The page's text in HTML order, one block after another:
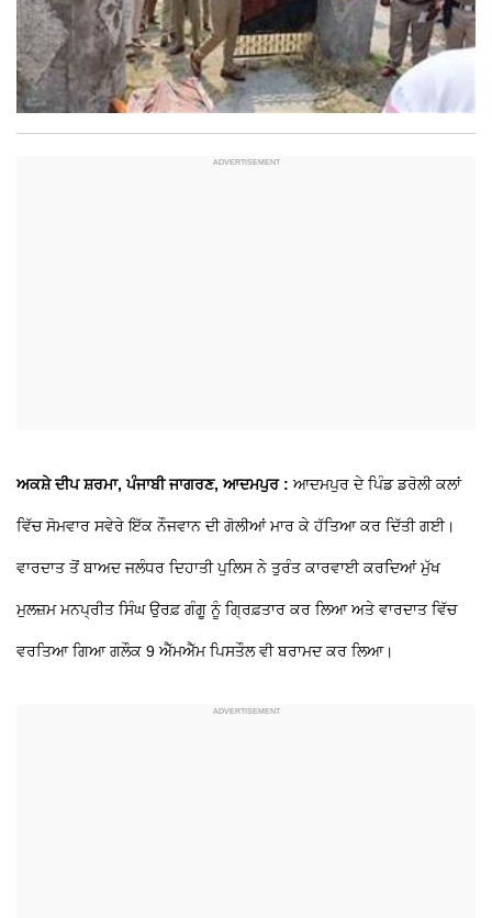
ਅਕਸ਼ੇ ਦੀਪ ਸ਼ਰਮਾ, ਪੰਜਾਬੀ ਜਾਗਰਣ, ਆਦਮਪੁਰ : ਆਦਮਪੁਰ ਦੇ ਪਿੰਡ ਡਰੋਲੀ ਕਲਾਂ
ਵਿੱਚ ਸੋਮਵਾਰ ਸਵੇਰੇ ਇੱਕ ਨੌਜਵਾਨ ਦੀ ਗੋਲੀਆਂ ਮਾਰ ਕੇ ਹੱਤਿਆ ਕਰ ਦਿੱਤੀ ਗਈ।
ਵਾਰਦਾਤ ਤੋਂ ਬਾਅਦ ਜਲੰਧਰ ਦਿਹਾਤੀ ਪੁਲਿਸ ਨੇ ਤੁਰੰਤ ਕਾਰਵਾਈ ਕਰਦਿਆਂ ਮੁੱਖ
ਮੁਲਜ਼ਮ ਮਨਪ੍ਰੀਤ ਸਿੰਘ ਉਰਫ਼ ਗੰਗੂ ਨੂੰ ਗ੍ਰਿਫ਼ਤਾਰ ਕਰ ਲਿਆ ਅਤੇ ਵਾਰਦਾਤ ਵਿੱਚ
ਵਰਤਿਆ ਗਿਆ ਗਲੌਕ 9 ਐੱਮਐੱਮ ਪਿਸਤੌਲ ਵੀ ਬਰਾਮਦ ਕਰ ਲਿਆ।